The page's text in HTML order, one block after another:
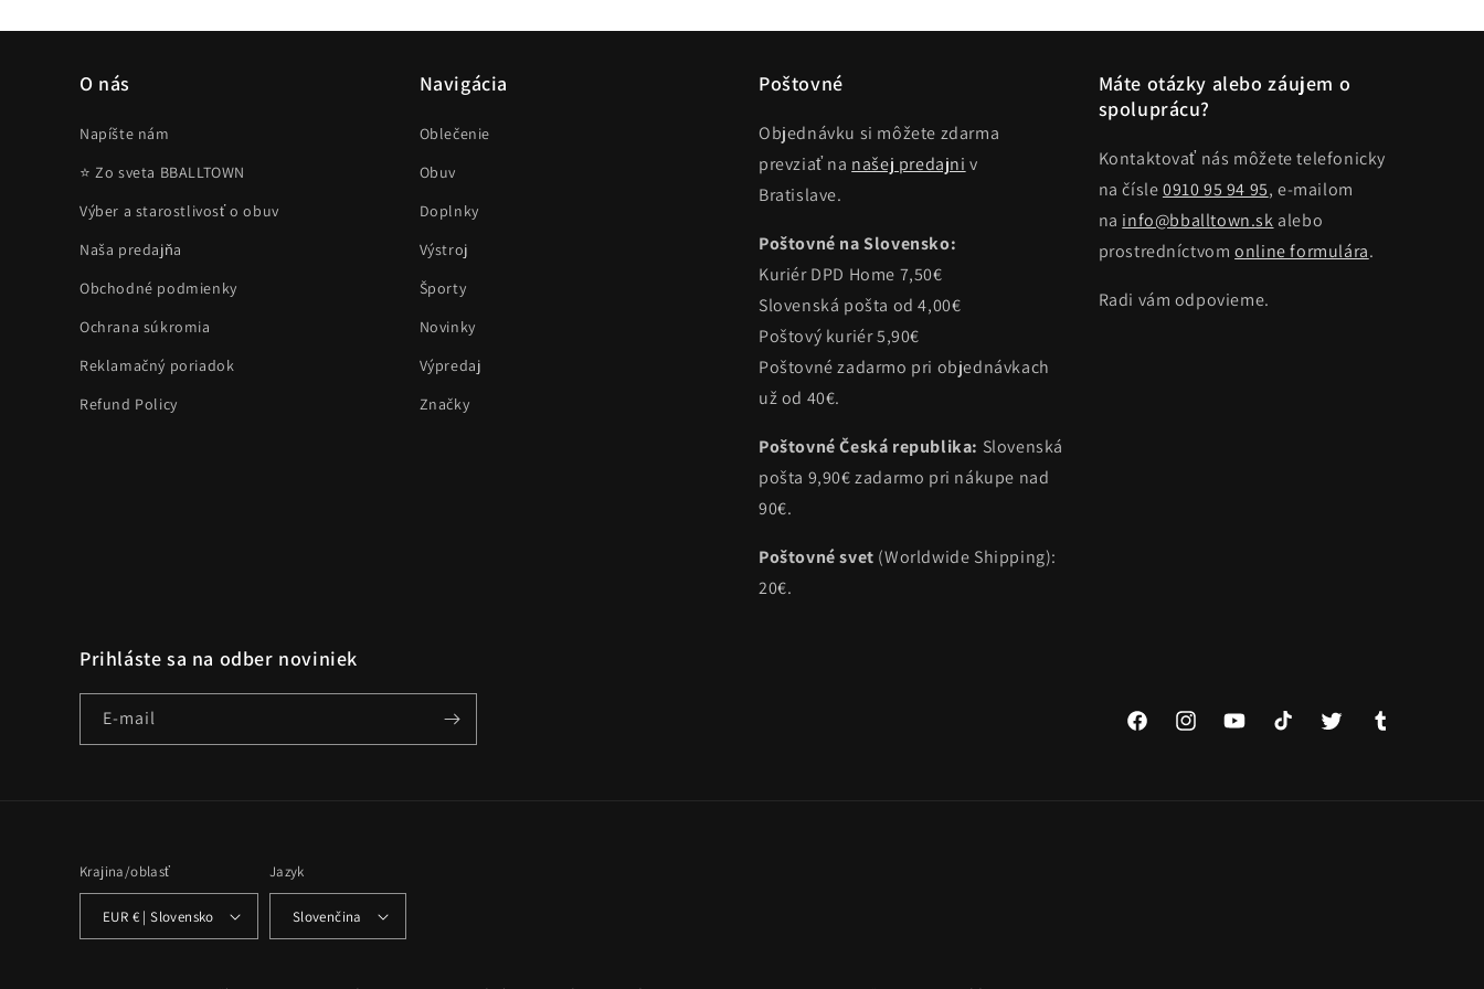
O nás
Napíšte nám
⭐ Zo sveta BBALLTOWN
Výber a starostlivosť o obuv
Naša predajňa
Obchodné podmienky
Ochrana súkromia
Reklamačný poriadok
Refund Policy
Navigácia
Oblečenie
Obuv
Doplnky
Výstroj
Športy
Novinky
Výpredaj
Značky
Poštovné
Objednávku si môžete zdarma
prevziať na našej predajni v
Bratislave.
Poštovné na Slovensko:
Kuriér DPD Home 7,50€
Slovenská pošta od 4,00€
Poštový kuriér 5,90€
Poštovné zadarmo pri objednávkach
už od 40€.
Poštovné Česká republika: Slovenská
pošta 9,90€ zadarmo pri nákupe nad
90€.
Poštovné svet (Worldwide Shipping):
20€.
Máte otázky alebo záujem o
spoluprácu?
Kontaktovať nás môžete telefonicky
na čísle0910 95 94 95, e-mailom
na info@bballtown.sk alebo
prostredníctvomonline formulára.
Radi vám odpovieme.
Prihláste sa na odber noviniek
E-mail
FacebookInstagramYouTubeTikTok Twitter Tumblr
Krajina/oblasť
EUR € | Slovensko
Jazyk
Slovenčina